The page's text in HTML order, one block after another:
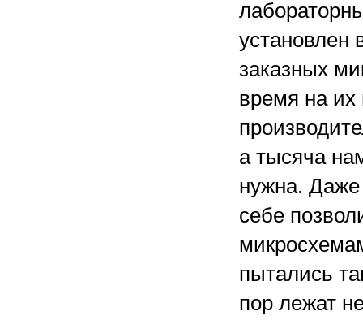
установлен
заказных
время на их
а тысяча
нужна. Даже
себе
пытались
пор лежат